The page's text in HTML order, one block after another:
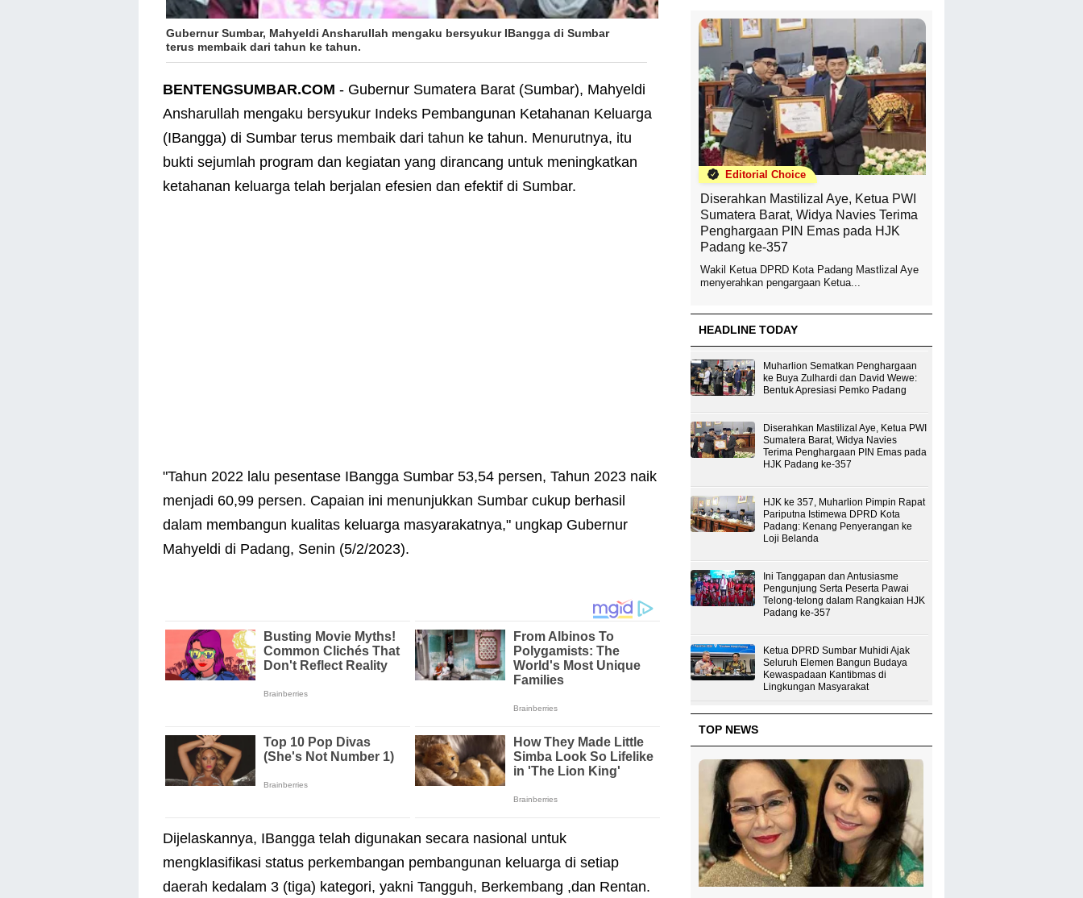
Gubernur Sumbar, Mahyeldi Ansharullah mengaku bersyukur IBangga di Sumbar
terus membaik dari tahun ke tahun.
BENTENGSUMBAR.COM - Gubernur Sumatera Barat (Sumbar), Mahyeldi
Ansharullah mengaku bersyukur Indeks Pembangunan Ketahanan Keluarga
(IBangga) di Sumbar terus membaik dari tahun ke tahun. Menurutnya, itu
bukti sejumlah program dan kegiatan yang dirancang untuk meningkatkan
ketahanan keluarga telah berjalan efesien dan efektif di Sumbar.
"Tahun 2022 lalu pesentase IBangga Sumbar 53,54 persen, Tahun 2023 naik
menjadi 60,99 persen. Capaian ini menunjukkan Sumbar cukup berhasil
dalam membangun kualitas keluarga masyarakatnya," ungkap Gubernur
Mahyeldi di Padang, Senin (5/2/2023).
Dijelaskannya, IBangga telah digunakan secara nasional untuk
mengklasifikasi status perkembangan pembangunan keluarga di setiap
daerah kedalam 3 (tiga) kategori, yakni Tangguh, Berkembang ,dan Rentan.
Editorial Choice
Diserahkan Mastilizal Aye, Ketua PWI
Sumatera Barat, Widya Navies Terima
Penghargaan PIN Emas pada HJK
Padang ke-357
Wakil Ketua DPRD Kota Padang Mastlizal Aye
menyerahkan pengargaan Ketua...
HEADLINE TODAY
Muharlion Sematkan Penghargaan
ke Buya Zulhardi dan David Wewe:
Bentuk Apresiasi Pemko Padang
Diserahkan Mastilizal Aye, Ketua PWI
Sumatera Barat, Widya Navies
Terima Penghargaan PIN Emas pada
HJK Padang ke-357
HJK ke 357, Muharlion Pimpin Rapat
Pariputna Istimewa DPRD Kota
Padang: Kenang Penyerangan ke
Loji Belanda
Ini Tanggapan dan Antusiasme
Pengunjung Serta Peserta Pawai
Telong-telong dalam Rangkaian HJK
Padang ke-357
Ketua DPRD Sumbar Muhidi Ajak
Seluruh Elemen Bangun Budaya
Kewaspadaan Kantibmas di
Lingkungan Masyarakat
TOP NEWS